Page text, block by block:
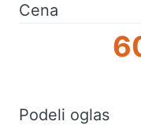
Cena
Podeli oglas